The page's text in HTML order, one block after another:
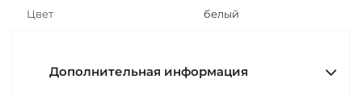
Цвет белый
Дополнительная информация